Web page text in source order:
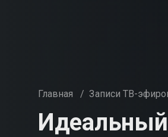
Главная / Записи ТВ-